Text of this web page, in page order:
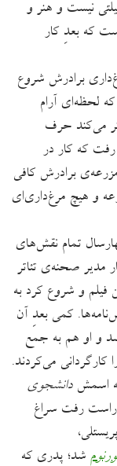
نیست و هنر و
که بعدِ کار
برادرش شروع
لحظه‌ای آرام
می‌کند حرف‌
رفت که کار در
برادرش کافی
و هیچ مرغ‌داری‌ای
تمام نقش‌های
مدیر صحنه‌ی تئاتر
و شروع کرد به
کمی بعدِ آن
و او هم به جمع
می‌کردند.
دانشجوی
رفت سراغ
شد؛ پدری که